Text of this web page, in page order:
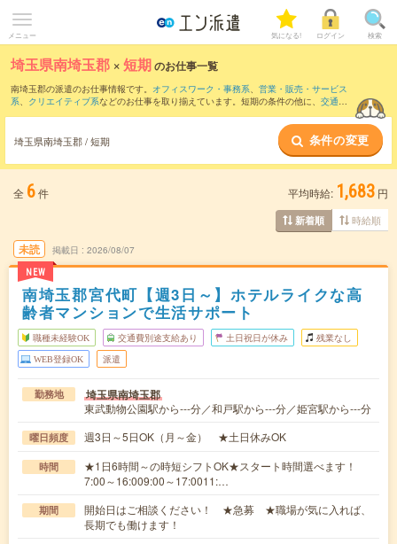
メニュー 気になる! ログイン 検索
埼玉県南埼玉郡 ×短期のお仕事一覧
南埼玉郡の派遣のお仕事情報です。 オフィスワーク・事務系、 営業・販売・サービス
系、 クリエイティブ系などのお仕事を取り揃えています。短期の条件の他に、 交通費
埼玉県南埼玉郡 / 短期 条件の変更
全 6件 平均時給: 1,683 円
新着順 時給順
未読
NEW
掲載日 2026/08/07
南埼玉郡宮代町【週3日～】ホテルライクな高
齢者マンションで生活サポート
職種未経験OK 交通費別途支給あり 土日祝日が休み 残業なし
WEB登録OK 派遣
勤務地 埼玉県南埼玉郡
東武動物公園駅から---分／和戸駅から---分／姫宮駅から---分
曜日頻度 週3日～5日OK（月～金） ★土日休みOK
時間
★1日6時間～の時短シフトOK★スタート時間選べます！
7:00～16:009:00～17:0011:…
期間
開始日はご相談ください！ ★急募 ★職場が気に入れば、
長期でも働けます！